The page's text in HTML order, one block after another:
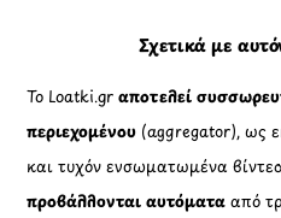
Σχετικά με
Το Loatki.grαποτελεί
περιεχομένου (aggregator), ως
και τυχόν ενσωματωμένα
προβάλλονται αυτόματααπό